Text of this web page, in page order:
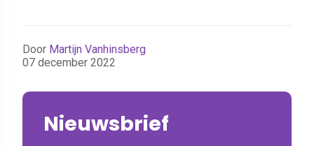
Door Martijn Vanhinsberg
07 december 2022
Nieuwsbrief